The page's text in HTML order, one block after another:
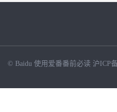
© Baidu 使用爱番番前必读 沪ICP